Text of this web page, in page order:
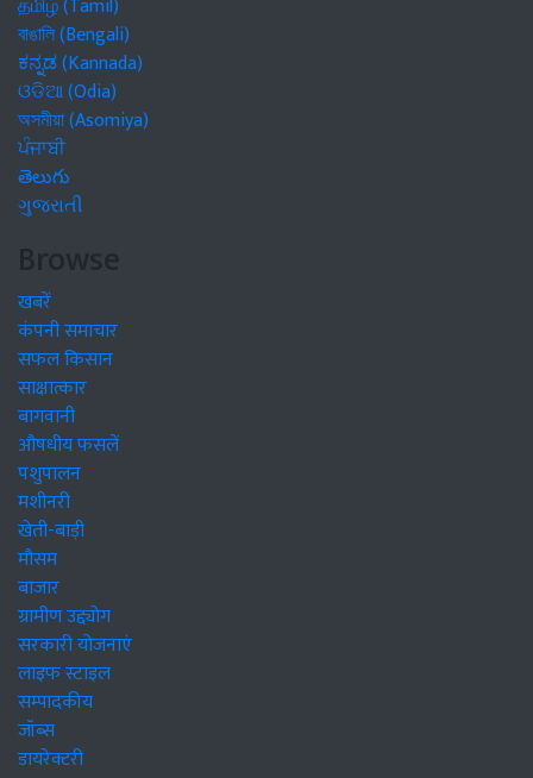
தமிழ் (Tamil)
বাঙালি (Bengali)
ಕನ್ನಡ (Kannada)
ଓଡିଆ (Odia)
অসমীয়া (Asomiya)
ਪੰਜਾਬੀ
తెలుగు
ગુજરાતી
Browse
खबरें
कंपनी समाचार
सफल किसान
साक्षात्कार
बागवानी
औषधीय फसलें
पशुपालन
मशीनरी
खेती-बाड़ी
मौसम
बाजार
ग्रामीण उद्द्योग
सरकारी योजनाएं
लाइफ स्टाइल
सम्पादकीय
जॉब्स
डायरेक्टरी